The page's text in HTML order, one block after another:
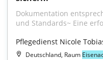
Dokumentation
und Standards~ Eine
Pflegedienst Nicole
Deutschland, Raum